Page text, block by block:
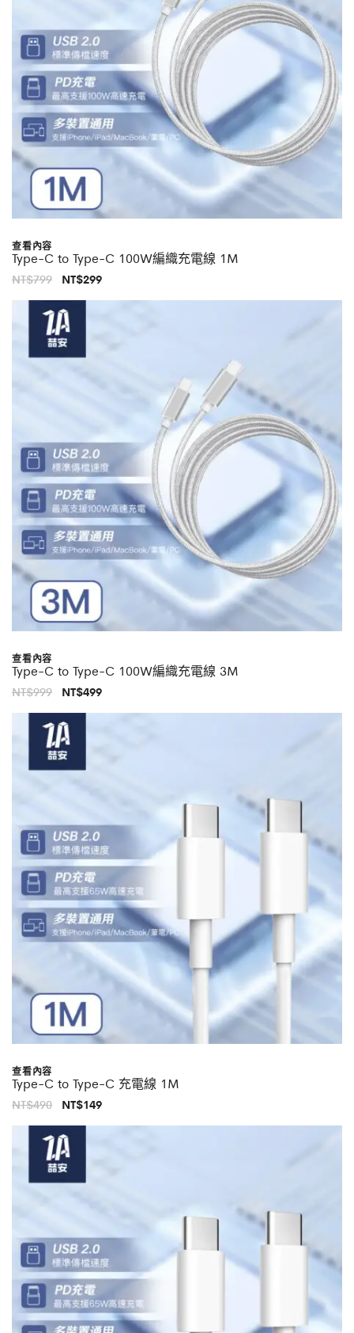
查看內容
Type-C to Type-C 100W編織充電線 1M
NT$799 原
價
格：
NT$799。
NT$299目
價
查看內容
Type-C to Type-C 100W編織充電線 3M
NT$999 原
價
格：
NT$999。
NT$499目
價
查看內容
Type-C to Type-C 充電線 1M
NT$490 原
價
格：
NT$490。
NT$149目
價